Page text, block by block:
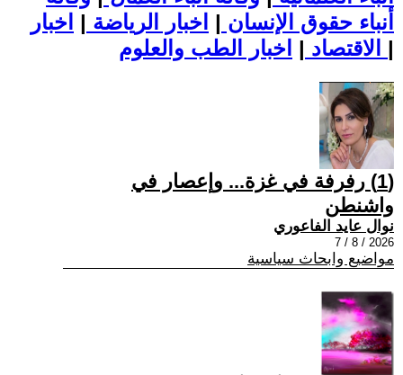
أنباء حقوق الإنسان | اخبار الرياضة | اخبار
الاقتصاد | |
(1) رفرفة في غزة... وإعصار في
واشنطن
نوال عايد الفاعوري
2026 / 8 / 7
مواضيع وابحاث سياسية